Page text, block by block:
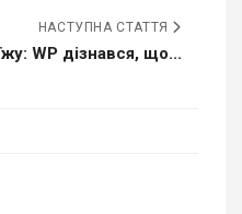
НАСТУПНА СТАТТЯ
WP дізнався, що...